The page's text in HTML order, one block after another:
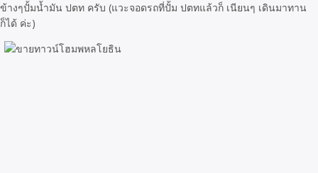
ข้างๆปั้มน้ำมัน ปตท ครับ (แวะจอดรถที่ปั้ม ปตทแล้วก็ เนียนๆ เดินมาทาน
ก็ได้ ค่ะ)